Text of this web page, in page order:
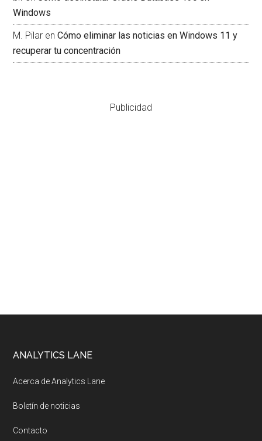
Windows
M. Pilar enCómo eliminar las noticias en Windows 11 y
recuperar tu concentración
Publicidad
Footer
ANALYTICS LANE
Acerca de Analytics Lane
Boletín de noticias
Contacto